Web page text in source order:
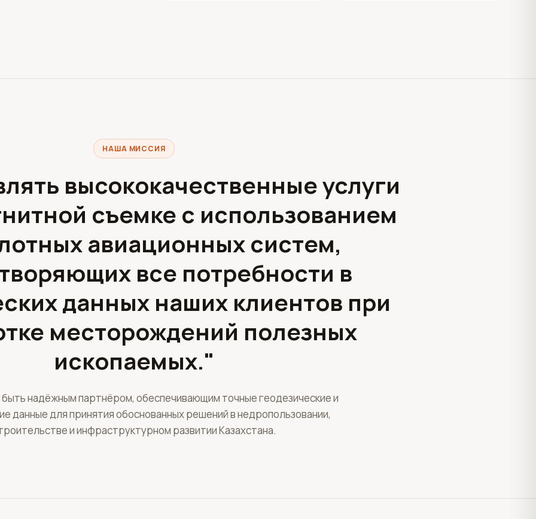
НАША МИССИЯ
высококачественные услуги
съемке с использованием
авиационных систем,
все потребности в
данных наших клиентов при
месторождений полезных
ископаемых."
надёжным партнёром, обеспечивающим точные геодезические и
данные для принятия обоснованных решений в недропользовании,
и инфраструктурном развитии Казахстана.